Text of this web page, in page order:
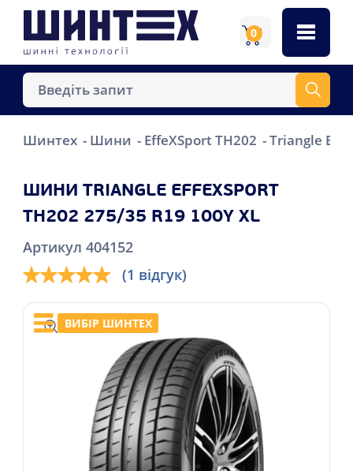
0
Шинтех Шини EffeXSport TH202 Triangle
ШИНИ TRIANGLE EFFEXSPORT
TH202 275/35 R19 100Y XL
Артикул 404152
(1 відгук)
ВИБІР ШИНТЕХ